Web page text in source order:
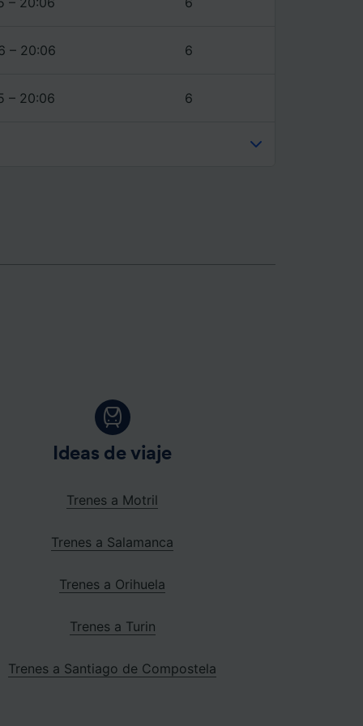
– 20:06 6
– 20:06 6
Ideas de viaje
Trenes a Motril
Trenes a Salamanca
Trenes a Orihuela
Trenes a Turin
Trenes a Santiago de Compostela